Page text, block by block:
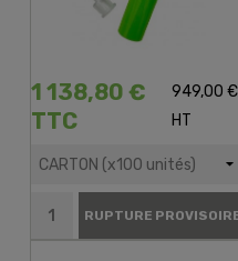
1 138,80 €
TTC
949,00 €
HT
RUPTURE